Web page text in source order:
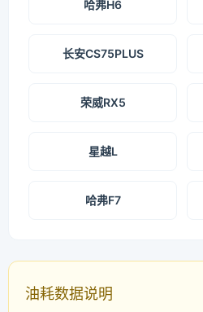
哈弗H6
长安CS75PLUS
荣威RX5
星越L
哈弗F7
油耗数据说明